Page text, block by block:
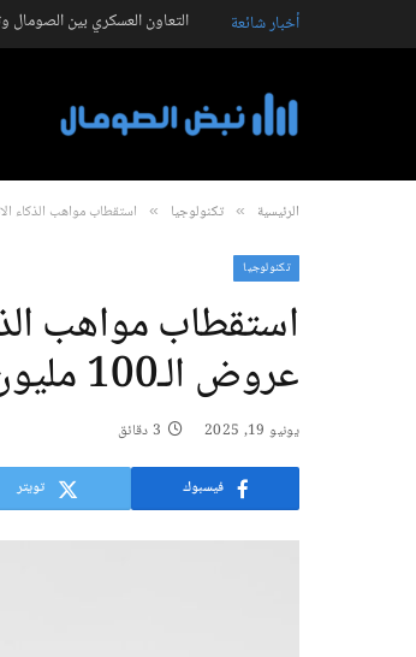
أخبار شائعة التعاون العسكري بين
الرئيسية » تكنولوجيا » استقطاب مواهب الذكاء
تكنولوجيا
استقطاب مواهب
عروض الـ100 مليون دولار؟
يونيو 19, 2025 3 دقائق
فيسبوك تويتر